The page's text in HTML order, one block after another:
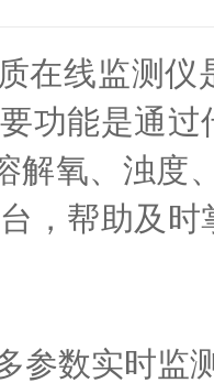
线监测仪
功能是通
解氧、浊度
，帮助及
数实时监